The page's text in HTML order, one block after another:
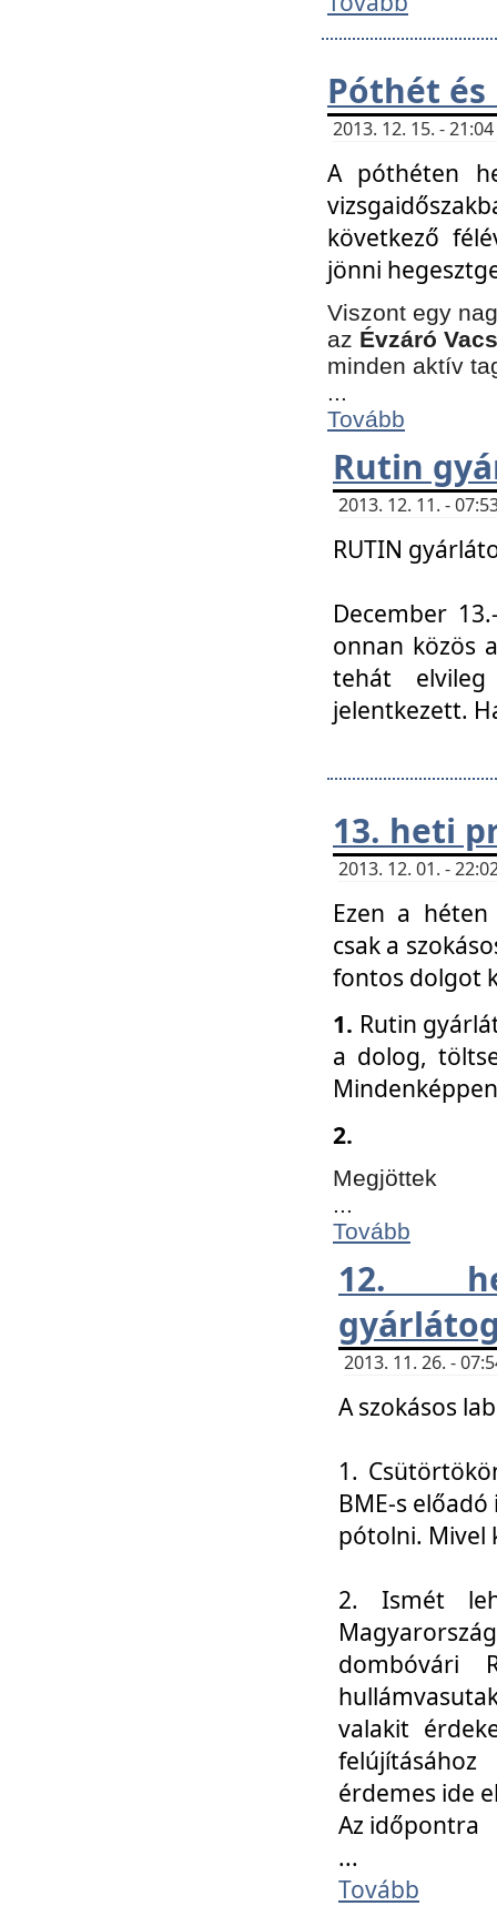
Póthét és
2013. 12. 15. -
A póthéten
következő
jönni
Viszont egy
az Évzáró
minden aktív
...
Tovább
Rutin
2013. 12. 11. -
RUTIN
December
onnan közös
tehát
jelentkezett.
13. heti
2013. 12. 01. -
Ezen a
csak a
fontos dolgot
1. Rutin
a dolog,
2.
Megjöttek
...
Tovább
12.
2013. 11. 26. -
A szokásos
1.
BME-s
pótolni. Mivel
2. Ismét
dombóvári
valakit
érdemes ide
Az időpontra
...
Tovább